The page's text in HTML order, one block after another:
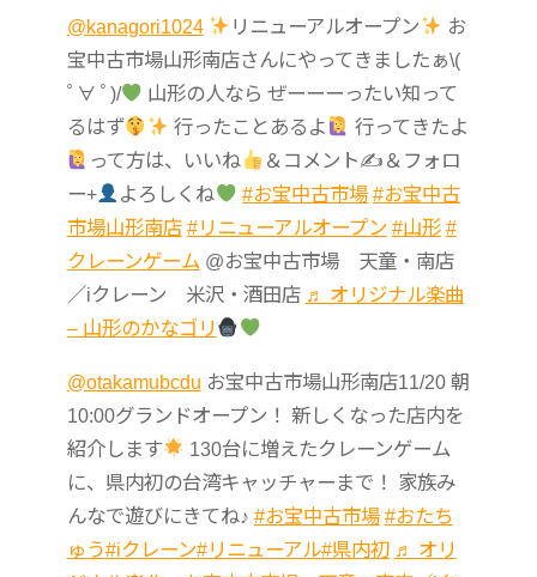
@kanagori1024 リニューアルオープン
お
宝中古市場山形南店さんにやってきましたぁ\(
ﾟ∀ ﾟ)/
山形の人なら ぜーーーったい知って
るはず
行ったことあるよ
行ってきたよ
って方は、いいね
＆コメント✍ ＆フォロ
ー+
よろしくね #お宝中古市場 #お宝中古
市場山形南店 #リニューアルオープン #山形 #
クレーンゲーム @お宝中古市場 天童・南店
／iクレーン 米沢・酒田店 ♬ オリジナル楽曲
– 山形のかなゴリ
@otakamubcdu お宝中古市場山形南店11/20 朝
10:00グランドオープン！ 新しくなった店内を
紹介します
130台に増えたクレーンゲーム
に、県内初の台湾キャッチャーまで！ 家族み
んなで遊びにきてね♪ #お宝中古市場 #おたち
ゅう#iクレーン#リニューアル#県内初 ♬ オリ